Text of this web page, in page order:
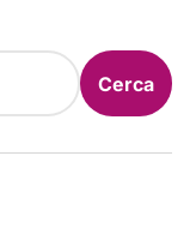
Cerca